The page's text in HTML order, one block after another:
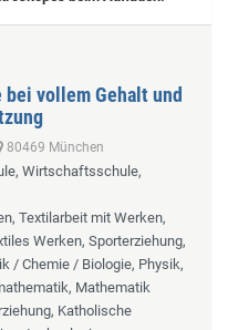
vollem Gehalt und
80469 München
Wirtschaftsschule,
Textilarbeit mit Werken,
Werken, Sporterziehung,
/ Chemie / Biologie, Physik,
Mathematik
Katholische